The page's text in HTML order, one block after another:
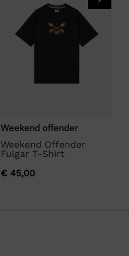
Weekend offender
Weekend Offender
Fulgar T-Shirt
€ 45,00